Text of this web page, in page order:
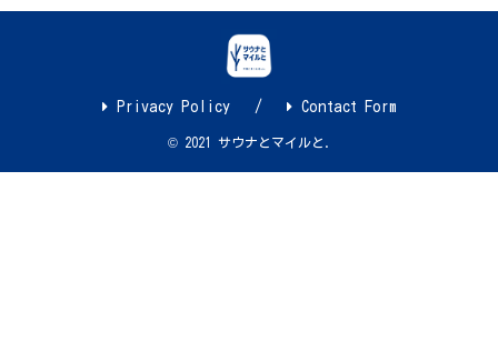
Privacy Policy Contact Form
© 2021 サウナとマイルと.